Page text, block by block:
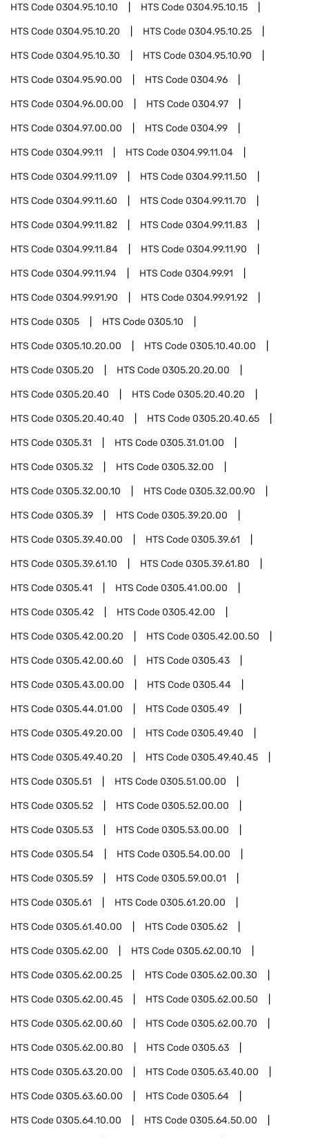
HTS Code0304.95.10.10 HTS Code0304.95.10.15
HTS Code0304.95.10.20 HTS Code0304.95.10.25
HTS Code0304.95.10.30 HTS Code0304.95.10.90
HTS Code0304.95.90.00 HTS Code0304.96
HTS Code0304.96.00.00 HTS Code0304.97
HTS Code0304.97.00.00 HTS Code0304.99
HTS Code0304.99.11 HTS Code0304.99.11.04
HTS Code0304.99.11.09 HTS Code0304.99.11.50
HTS Code0304.99.11.60 HTS Code0304.99.11.70
HTS Code0304.99.11.82 HTS Code0304.99.11.83
HTS Code0304.99.11.84 HTS Code0304.99.11.90
HTS Code0304.99.11.94 HTS Code0304.99.91
HTS Code0304.99.91.90 HTS Code0304.99.91.92
HTS Code0305 HTS Code0305.10
HTS Code0305.10.20.00 HTS Code0305.10.40.00
HTS Code0305.20 HTS Code0305.20.20.00
HTS Code0305.20.40 HTS Code0305.20.40.20
HTS Code0305.20.40.40 HTS Code0305.20.40.65
HTS Code0305.31 HTS Code0305.31.01.00
HTS Code0305.32 HTS Code0305.32.00
HTS Code0305.32.00.10 HTS Code0305.32.00.90
HTS Code0305.39 HTS Code0305.39.20.00
HTS Code0305.39.40.00 HTS Code0305.39.61
HTS Code0305.39.61.10 HTS Code0305.39.61.80
HTS Code0305.41 HTS Code0305.41.00.00
HTS Code0305.42 HTS Code0305.42.00
HTS Code0305.42.00.20 HTS Code0305.42.00.50
HTS Code0305.42.00.60 HTS Code0305.43
HTS Code0305.43.00.00 HTS Code0305.44
HTS Code0305.44.01.00 HTS Code0305.49
HTS Code0305.49.20.00 HTS Code0305.49.40
HTS Code0305.49.40.20 HTS Code0305.49.40.45
HTS Code0305.51 HTS Code0305.51.00.00
HTS Code0305.52 HTS Code0305.52.00.00
HTS Code0305.53 HTS Code0305.53.00.00
HTS Code0305.54 HTS Code0305.54.00.00
HTS Code0305.59 HTS Code0305.59.00.01
HTS Code0305.61 HTS Code0305.61.20.00
HTS Code0305.61.40.00 HTS Code0305.62
HTS Code0305.62.00 HTS Code0305.62.00.10
HTS Code0305.62.00.25 HTS Code0305.62.00.30
HTS Code0305.62.00.45 HTS Code0305.62.00.50
HTS Code0305.62.00.60 HTS Code0305.62.00.70
HTS Code0305.62.00.80 HTS Code0305.63
HTS Code0305.63.20.00 HTS Code0305.63.40.00
HTS Code0305.63.60.00 HTS Code0305.64
HTS Code0305.64.10.00 HTS Code0305.64.50.00